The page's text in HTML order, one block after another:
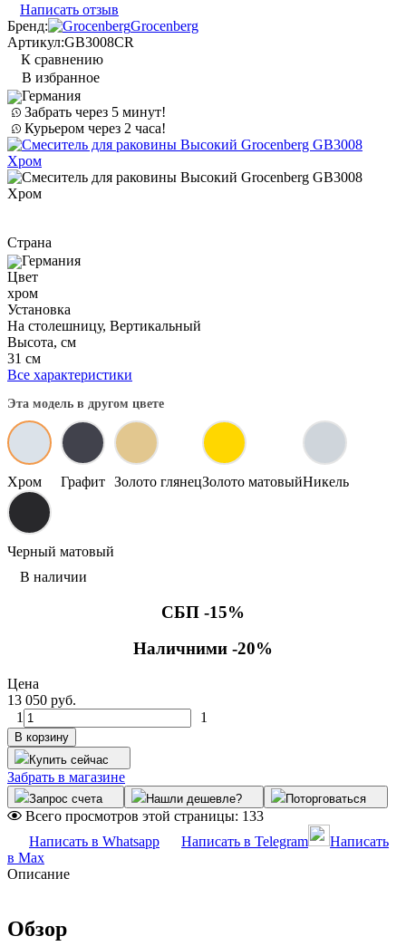
Написать отзыв
Бренд:
Grocenberg
Артикул:GB3008CR
К сравнению
В избранное
Германия
Забрать через 5 минут!
Курьером через 2 часа!
Страна
Германия
Цвет
хром
Установка
На столешницу, Вертикальный
Высота, см
31 см
Все характеристики
Эта модель в другом цвете
Хром Графит Золото глянецЗолото матовыйНикель
Черный матовый
В наличии
СБП -15%
Наличними -20%
Цена
13 050 руб.
1
1
В корзину
Купить сейчас
Забрать в магазине
Запрос счета Нашли дешевле? Поторговаться
Всего просмотров этой страницы: 133
Написать в Whatsapp
Написать в Telegram
Написать
в Max
Описание
Обзор